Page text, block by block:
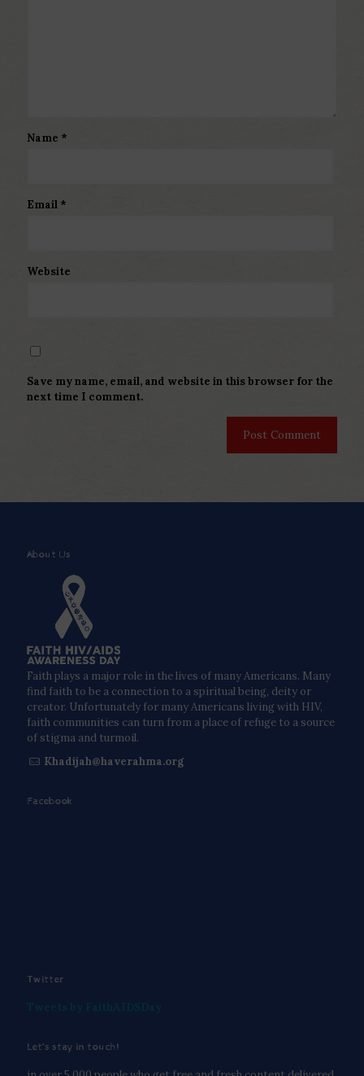
Name *
Email *
Website
Save my name, email, and website in this browser for the
next time I comment.
About Us
Faith plays a major role in the lives of many Americans. Many
find faith to be a connection to a spiritual being, deity or
creator. Unfortunately for many Americans living with HIV,
faith communities can turn from a place of refuge to a source
of stigma and turmoil.
Khadijah@haverahma.org
Facebook
Twitter
Let’s stay in touch!